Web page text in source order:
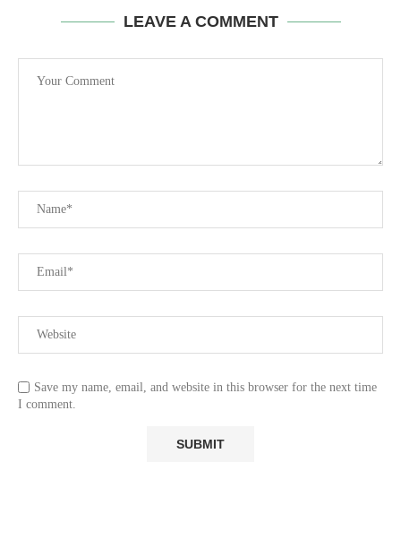
LEAVE A COMMENT
Save my name, email, and website in this browser for the next time
I comment.